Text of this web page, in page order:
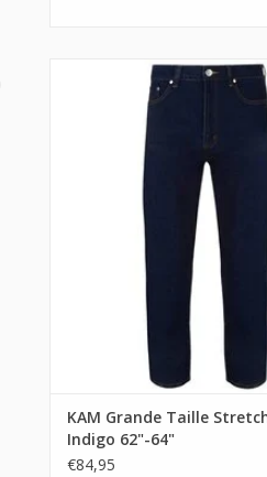
KAM Grande Taille
Indigo 62"-64"
€84,95